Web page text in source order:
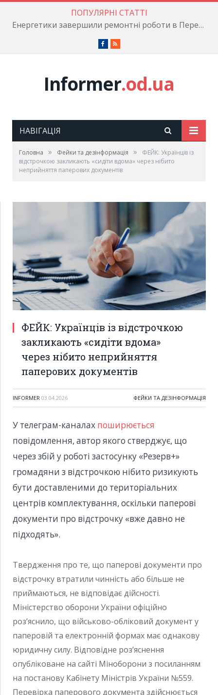
ПОПУЛЯРНІ СТАТТІ
Енергетики завершили ремонтні роботи в Пересипському районі
Facebook
RSS
Informer.od.ua
НАВІГАЦІЯ
Головна » Фейки та дезінформація »
ФЕЙК: Українців із
відстрочкою закликають «сидіти вдома» через нібито
неприйняття паперових документів
ФЕЙК: Українців із відстрочкою
закликають «сидіти вдома»
через нібито неприйняття
паперових документів
INFORMER 03.04.2026 ФЕЙКИ ТА ДЕЗІНФОРМАЦІЯ
У телеграм-каналах поширюється
повідомлення, автор якого стверджує, що
через збій у роботі застосунку «Резерв+»
громадяни з відстрочкою нібито ризикують
бути доставленими до територіальних
центрів комплектування, оскільки паперові
документи про відстрочку «вже давно не
підходять».
Твердження про те, що паперові документи про
відстрочку втратили чинність або більше не
приймаються, не відповідає дійсності.
Міністерство оборони України офіційно
роз’яснило, що військово-обліковий документ у
паперовій та електронній формах має однакову
юридичну силу. Відповідне роз’яснення
опубліковане на сайті Міноборони з посиланням
на постанову Кабінету Міністрів України №559.
Перевірка паперового документа здійснюється